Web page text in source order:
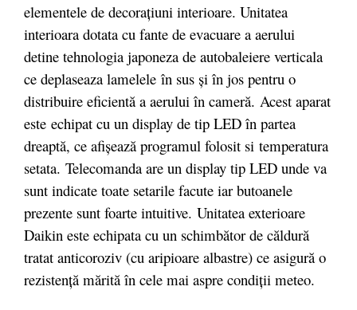
elementele de decorațiuni interioare. Unitatea
interioara dotata cu fante de evacuare a aerului
detine tehnologia japoneza de autobaleiere verticala
ce deplaseaza lamelele în sus şi în jos pentru o
distribuire eficientă a aerului în cameră. Acest aparat
este echipat cu un display de tip LED în partea
dreaptă, ce afișează programul folosit si temperatura
setata. Telecomanda are un display tip LED unde va
sunt indicate toate setarile facute iar butoanele
prezente sunt foarte intuitive. Unitatea exterioare
Daikin este echipata cu un schimbător de căldură
tratat anticoroziv (cu aripioare albastre) ce asigură o
rezistenţă mărită în cele mai aspre condiţii meteo.